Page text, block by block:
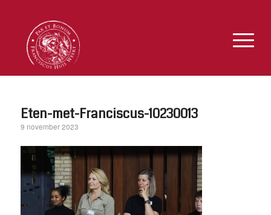
Eten-met-Franciscus-10230013
9 november 2023